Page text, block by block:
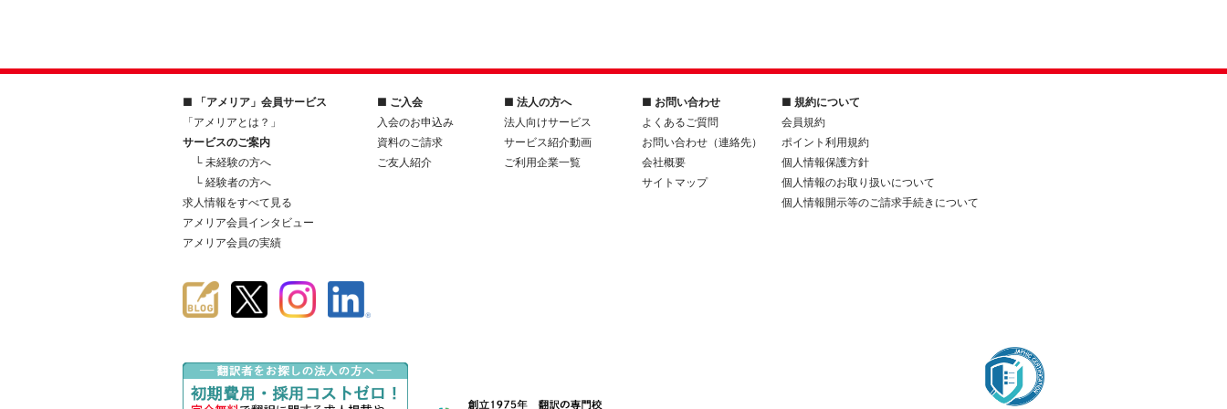
■ 「アメリア」会員サービス
「アメリアとは？」
サービスのご案内
└ 未経験の方へ
└ 経験者の方へ
求人情報をすべて見る
アメリア会員インタビュー
アメリア会員の実績
■ ご入会
入会のお申込み
資料のご請求
ご友人紹介
■ 法人の方へ
法人向けサービス
サービス紹介動画
ご利用企業一覧
■ お問い合わせ
よくあるご質問
お問い合わせ（連絡先）
会社概要
サイトマップ
■ 規約について
会員規約
ポイント利用規約
個人情報保護方針
個人情報のお取り扱いについて
個人情報開示等のご請求手続きについて